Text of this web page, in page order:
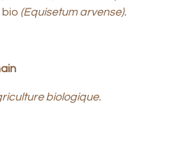
bio (Equisetum arvense).
biologique.